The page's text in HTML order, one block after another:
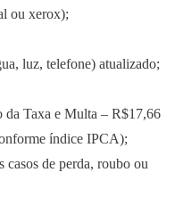
ou xerox);
luz, telefone) atualizado;
da Taxa e Multa – R$17,66
índice IPCA);
de perda, roubo ou